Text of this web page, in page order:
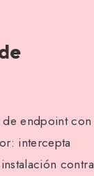
endpoint con
intercepta
contra